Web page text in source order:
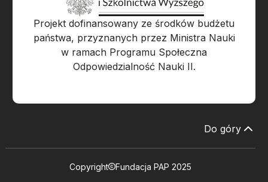
Projekt dofinansowany ze środków budżetu
państwa, przyznanych przez Ministra Nauki
w ramach Programu Społeczna
Odpowiedzialność Nauki II.
Do góry
Copyright Fundacja PAP 2025